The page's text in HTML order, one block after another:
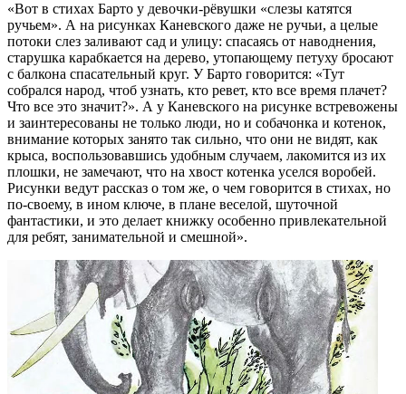
«Вот в стихах Барто у девочки-рёвушки «слезы катятся
ручьем». А на рисунках Каневского даже не ручьи, а целые
потоки слез заливают сад и улицу: спасаясь от наводнения,
старушка карабкается на дерево, утопающему петуху бросают
с балкона спасательный круг. У Барто говорится: «Тут
собрался народ, чтоб узнать, кто ревет, кто все время плачет?
Что все это значит?». А у Каневского на рисунке встревожены
и заинтересованы не только люди, но и собачонка и котенок,
внимание которых занято так сильно, что они не видят, как
крыса, воспользовавшись удобным случаем, лакомится из их
плошки, не замечают, что на хвост котенка уселся воробей.
Рисунки ведут рассказ о том же, о чем говорится в стихах, но
по-своему, в ином ключе, в плане веселой, шуточной
фантастики, и это делает книжку особенно привлекательной
для ребят, занимательной и смешной».